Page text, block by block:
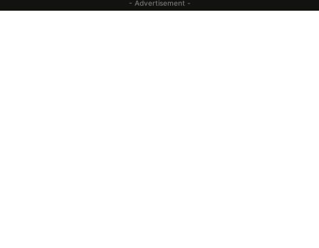
- Advertisement -